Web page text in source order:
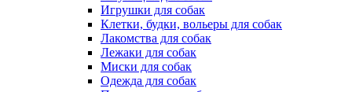
Игрушки для собак
Клетки, будки, вольеры для собак
Лакомства для собак
Лежаки для собак
Миски для собак
Одежда для собак